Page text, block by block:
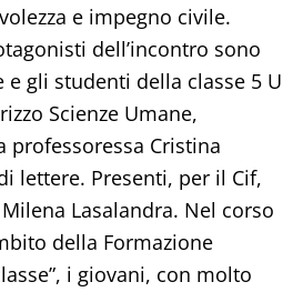
e impegno civile.
dell’incontro sono
e gli studenti della classe 5 U
Scienze Umane,
professoressa Cristina
lettere. Presenti, per il Cif,
Lasalandra. Nel corso
della Formazione
i giovani, con molto